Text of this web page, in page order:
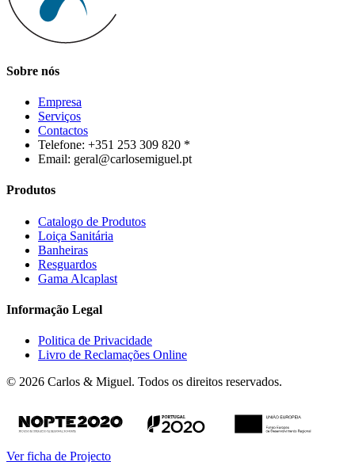
Sobre nós
Empresa
Serviços
Contactos
Telefone: +351 253 309 820 *
Email: geral@carlosemiguel.pt
Produtos
Catalogo de Produtos
Loiça Sanitária
Banheiras
Resguardos
Gama Alcaplast
Informação Legal
Politica de Privacidade
Livro de Reclamações Online
© 2026 Carlos & Miguel. Todos os direitos reservados.
Ver ficha de Projecto